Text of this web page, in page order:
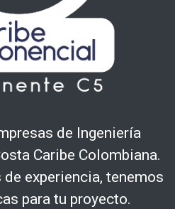
de Ingeniería
Caribe Colombiana.
experiencia, tenemos
para tu proyecto.